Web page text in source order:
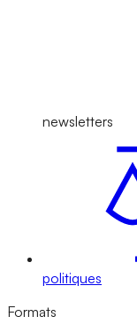
newsletters
politiques
Formats